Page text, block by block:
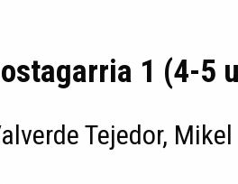
1 (4-5
Tejedor, Mikel